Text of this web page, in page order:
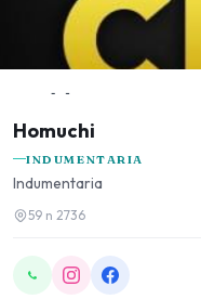
Homuchi
INDUMENTARIA
Indumentaria
59 n 2736